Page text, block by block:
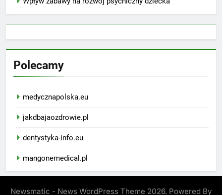
Polecamy
medycznapolska.eu
jakdbajaozdrowie.pl
dentystyka-info.eu
mangonemedical.pl
Newsmatic - News WordPress Theme 2026. Powered By